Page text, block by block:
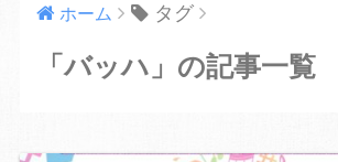
ホーム タグ
「バッハ」の記事一覧